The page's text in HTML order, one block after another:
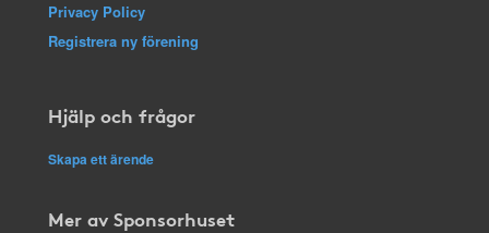
Privacy Policy
Registrera ny förening
Hjälp och frågor
Skapa ett ärende
Mer av Sponsorhuset